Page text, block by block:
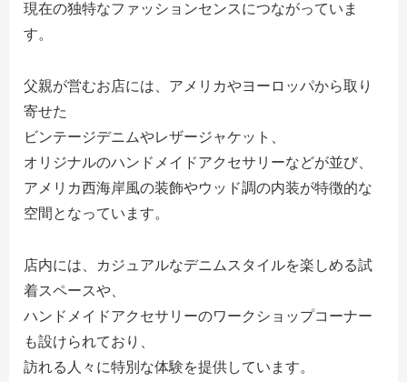
現在の独特なファッションセンスにつながっていま
す。
父親が営むお店には、アメリカやヨーロッパから取り
寄せた
ビンテージデニムやレザージャケット、
オリジナルのハンドメイドアクセサリーなどが並び、
アメリカ西海岸風の装飾やウッド調の内装が特徴的な
空間となっています。
店内には、カジュアルなデニムスタイルを楽しめる試
着スペースや、
ハンドメイドアクセサリーのワークショップコーナー
も設けられており、
訪れる人々に特別な体験を提供しています。